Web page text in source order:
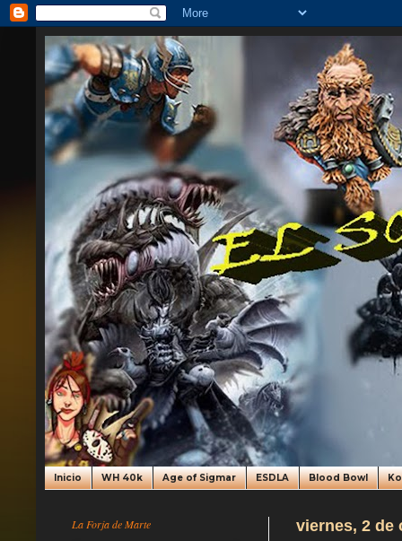
Inicio WH 40k Age of Sigmar ESDLA Blood Bowl
viernes, 2 de
La Forja de Marte